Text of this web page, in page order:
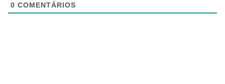
0 COMENTÁRIOS